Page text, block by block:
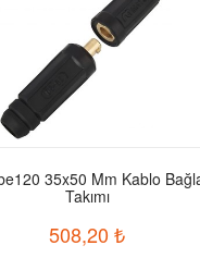
35x50 Mm Kablo
Takımı
508,20 ₺